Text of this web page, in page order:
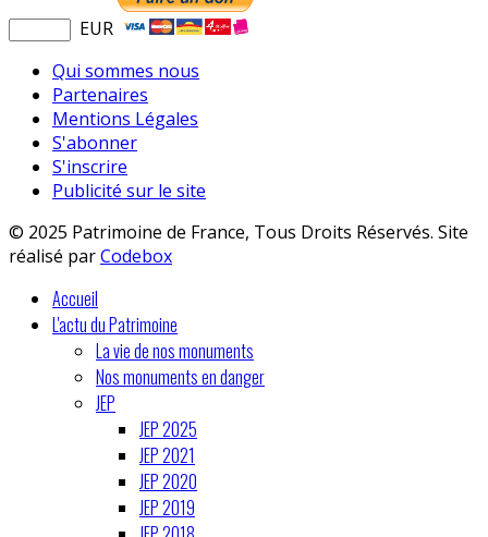
EUR
Qui sommes nous
Partenaires
Mentions Légales
S'abonner
S'inscrire
Publicité sur le site
© 2025 Patrimoine de France, Tous Droits Réservés. Site
réalisé parCodebox
Accueil
L'actu du Patrimoine
La vie de nos monuments
Nos monuments en danger
JEP
JEP 2025
JEP 2021
JEP 2020
JEP 2019